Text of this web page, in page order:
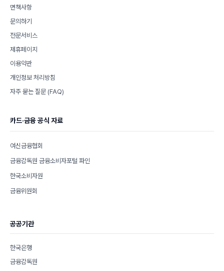
면책사항
문의하기
전문서비스
제휴페이지
이용약관
개인정보 처리방침
자주 묻는 질문 (FAQ)
카드·금융 공식 자료
여신금융협회
금융감독원 금융소비자포털 파인
한국소비자원
금융위원회
공공기관
한국은행
금융감독원